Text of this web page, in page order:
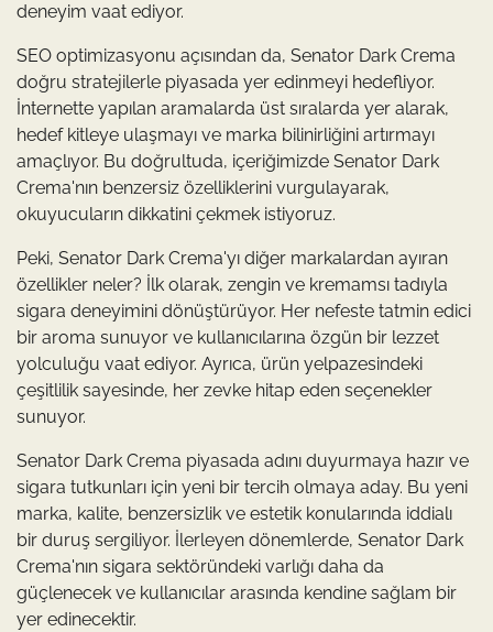
deneyim vaat ediyor.
SEO optimizasyonu açısından da, Senator Dark Crema
doğru stratejilerle piyasada yer edinmeyi hedefliyor.
İnternette yapılan aramalarda üst sıralarda yer alarak,
hedef kitleye ulaşmayı ve marka bilinirliğini artırmayı
amaçlıyor. Bu doğrultuda, içeriğimizde Senator Dark
Crema'nın benzersiz özelliklerini vurgulayarak,
okuyucuların dikkatini çekmek istiyoruz.
Peki, Senator Dark Crema'yı diğer markalardan ayıran
özellikler neler? İlk olarak, zengin ve kremamsı tadıyla
sigara deneyimini dönüştürüyor. Her nefeste tatmin edici
bir aroma sunuyor ve kullanıcılarına özgün bir lezzet
yolculuğu vaat ediyor. Ayrıca, ürün yelpazesindeki
çeşitlilik sayesinde, her zevke hitap eden seçenekler
sunuyor.
Senator Dark Crema piyasada adını duyurmaya hazır ve
sigara tutkunları için yeni bir tercih olmaya aday. Bu yeni
marka, kalite, benzersizlik ve estetik konularında iddialı
bir duruş sergiliyor. İlerleyen dönemlerde, Senator Dark
Crema'nın sigara sektöründeki varlığı daha da
güçlenecek ve kullanıcılar arasında kendine sağlam bir
yer edinecektir.